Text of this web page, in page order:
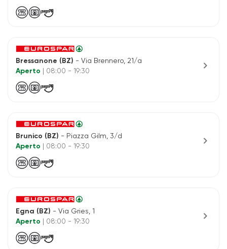
Bressanone (BZ) - Via Brennero, 21/a
Aperto
| 08:00 - 19:30 chevron_right
Brunico (BZ) - Piazza Gilm, 3/d
Aperto
| 08:00 - 19:30 chevron_right
Egna (BZ) - Via Gries, 1
Aperto
| 08:00 - 19:30 chevron_right